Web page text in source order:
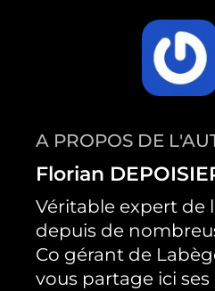
A PROPOS DE
Florian
Véritable expert de
depuis de
Co gérant de
vous partage ici ses